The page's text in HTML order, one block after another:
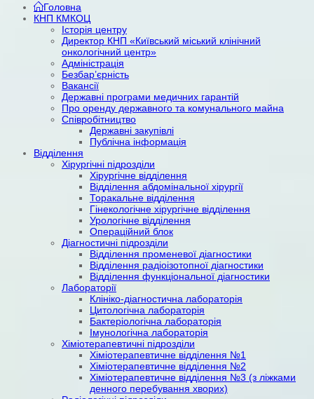
Головна
КНП КМКОЦ
Історія центру
Директор КНП «Київський міський клінічний
онкологічний центр»
Адміністрація
Безбар’єрність
Вакансії
Державні програми медичних гарантій
Про оренду державного та комунального майна
Співробітництво
Державні закупівлі
Публічна інформація
Відділення
Хірургічні підрозділи
Хірургічне відділення
Відділення абдомінальної хірургії
Торакальне відділення
Гінекологічне хірургічне відділення
Урологічне відділення
Операційний блок
Діагностичні підрозділи
Відділення променевої діагностики
Відділення радіоізотопної діагностики
Відділення функціональної діагностики
Лабораторії
Клініко-діагностична лабораторія
Цитологічна лабораторія
Бактеріологічна лабораторія
Імунологічна лабораторія
Хіміотерапевтичні підрозділи
Хіміотерапевтичне відділення №1
Хіміотерапевтичне відділення №2
Хіміотерапевтичне відділення №3 (з ліжками
денного перебування хворих)